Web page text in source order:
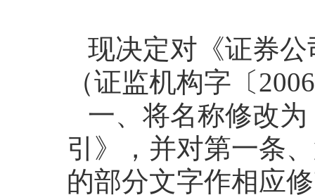
现决定对《证券
（证监机构字〔
一、将名称修改
引》，并对第一条
的部分文字作相应